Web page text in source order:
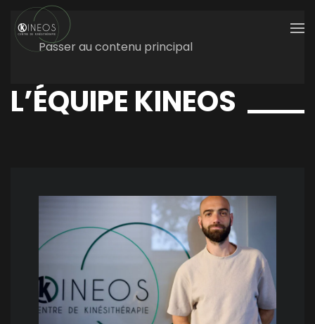
Passer au contenu principal
L’ÉQUIPE KINEOS